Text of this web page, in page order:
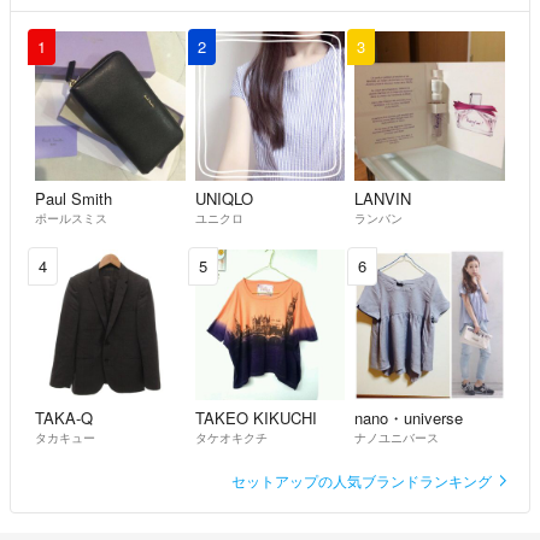
1
Paul Smith
ポールスミス
2
UNIQLO
ユニクロ
3
LANVIN
ランバン
4
TAKA-Q
タカキュー
5
TAKEO KIKUCHI
タケオキクチ
6
nano・universe
ナノユニバース
セットアップの人気ブランドランキング